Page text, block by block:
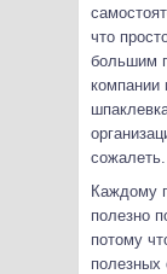
что
большим
компании
сожалеть.
Каждому
полезно
потому
полезных